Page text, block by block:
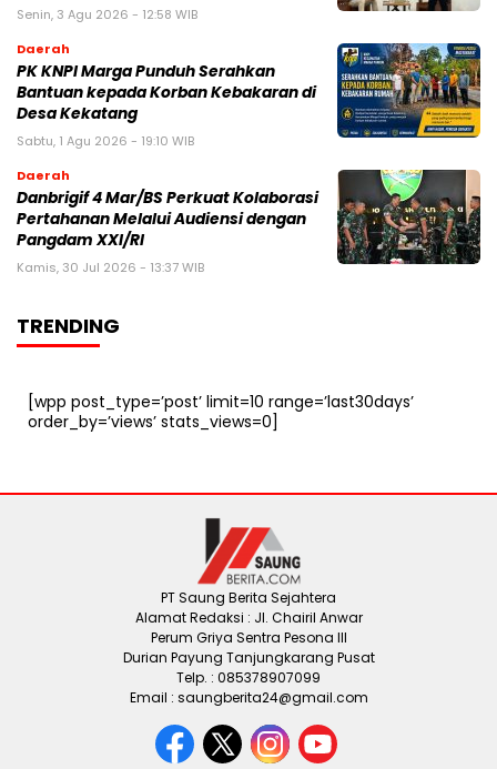
Senin, 3 Agu 2026 - 12:58 WIB
Daerah
PK KNPI Marga Punduh Serahkan
Bantuan kepada Korban Kebakaran di
Desa Kekatang
Sabtu, 1 Agu 2026 - 19:10 WIB
Daerah
Danbrigif 4 Mar/BS Perkuat Kolaborasi
Pertahanan Melalui Audiensi dengan
Pangdam XXI/RI
Kamis, 30 Jul 2026 - 13:37 WIB
TRENDING
[wpp post_type=’post’ limit=10 range=’last30days’
order_by=’views’ stats_views=0]
PT Saung Berita Sejahtera
Alamat Redaksi : Jl. Chairil Anwar
Perum Griya Sentra Pesona III
Durian Payung Tanjungkarang Pusat
Telp. : 085378907099
Email : saungberita24@gmail.com